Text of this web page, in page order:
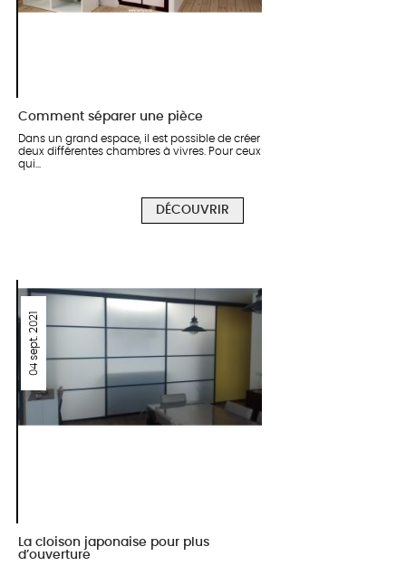
Comment séparer une pièce
Dans un grand espace, il est possible de créer
deux différentes chambres à vivres. Pour ceux
qui...
DÉCOUVRIR
La cloison japonaise pour plus
d’ouverture
04 sept. 2021